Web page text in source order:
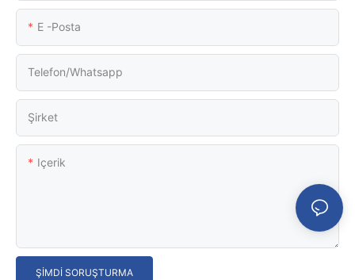
E -posta
Telefon/whatsapp
Şirket
Içerik
ŞIMDI SORUŞTURMA